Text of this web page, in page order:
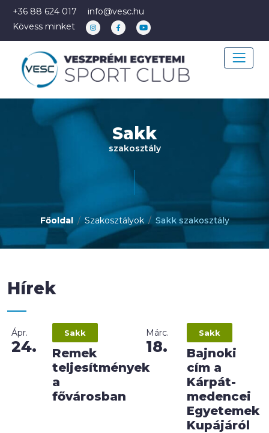
+36 88 624 017
info@vesc.hu
Kövess minket
Sakk
szakosztály
Főoldal Szakosztályok Sakk szakosztály
Hírek
Ápr.
24.
Sakk
Remek
teljesítmények
a
fővárosban
Márc.
18.
Sakk
Bajnoki
cím a
Kárpát-
medencei
Egyetemek
Kupájáról